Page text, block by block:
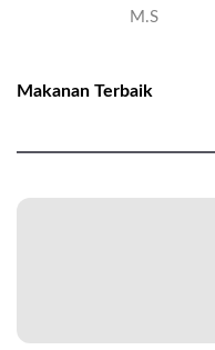
M.S
Makanan Terbaik